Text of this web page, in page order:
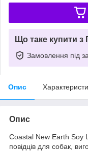
Що таке купити з
Замовлення під
Опис
Опис
Coastal New Earth Soy
повідців для собак,